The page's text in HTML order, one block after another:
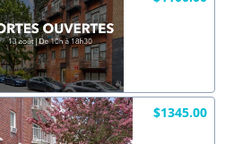
$1345.00
vous
un compte